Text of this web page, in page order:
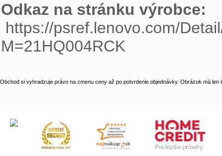
Odkaz na stránku výrobce:
M=21HQ004RCK
Obchod si vyhradzuje právo na zmenu ceny až po potvrdenie objednávky. Obrázok má len